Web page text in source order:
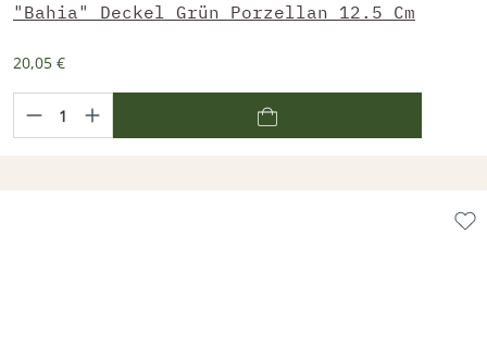
"Bahia" Deckel Grün Porzellan 12.5 Cm
20,05 €